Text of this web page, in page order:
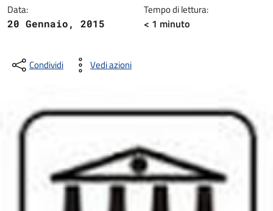
Data:
20 Gennaio, 2015
Tempo di lettura:
< 1 minuto
Condividi Vedi azioni